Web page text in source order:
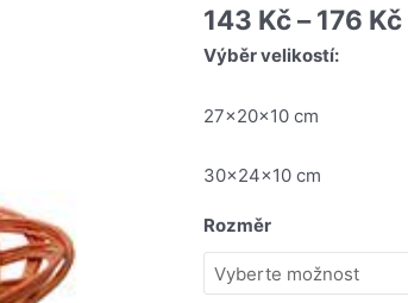
143 Kč– 176 Kč
Výběr velikostí:
27x20x10 cm
30x24x10 cm
Rozměr